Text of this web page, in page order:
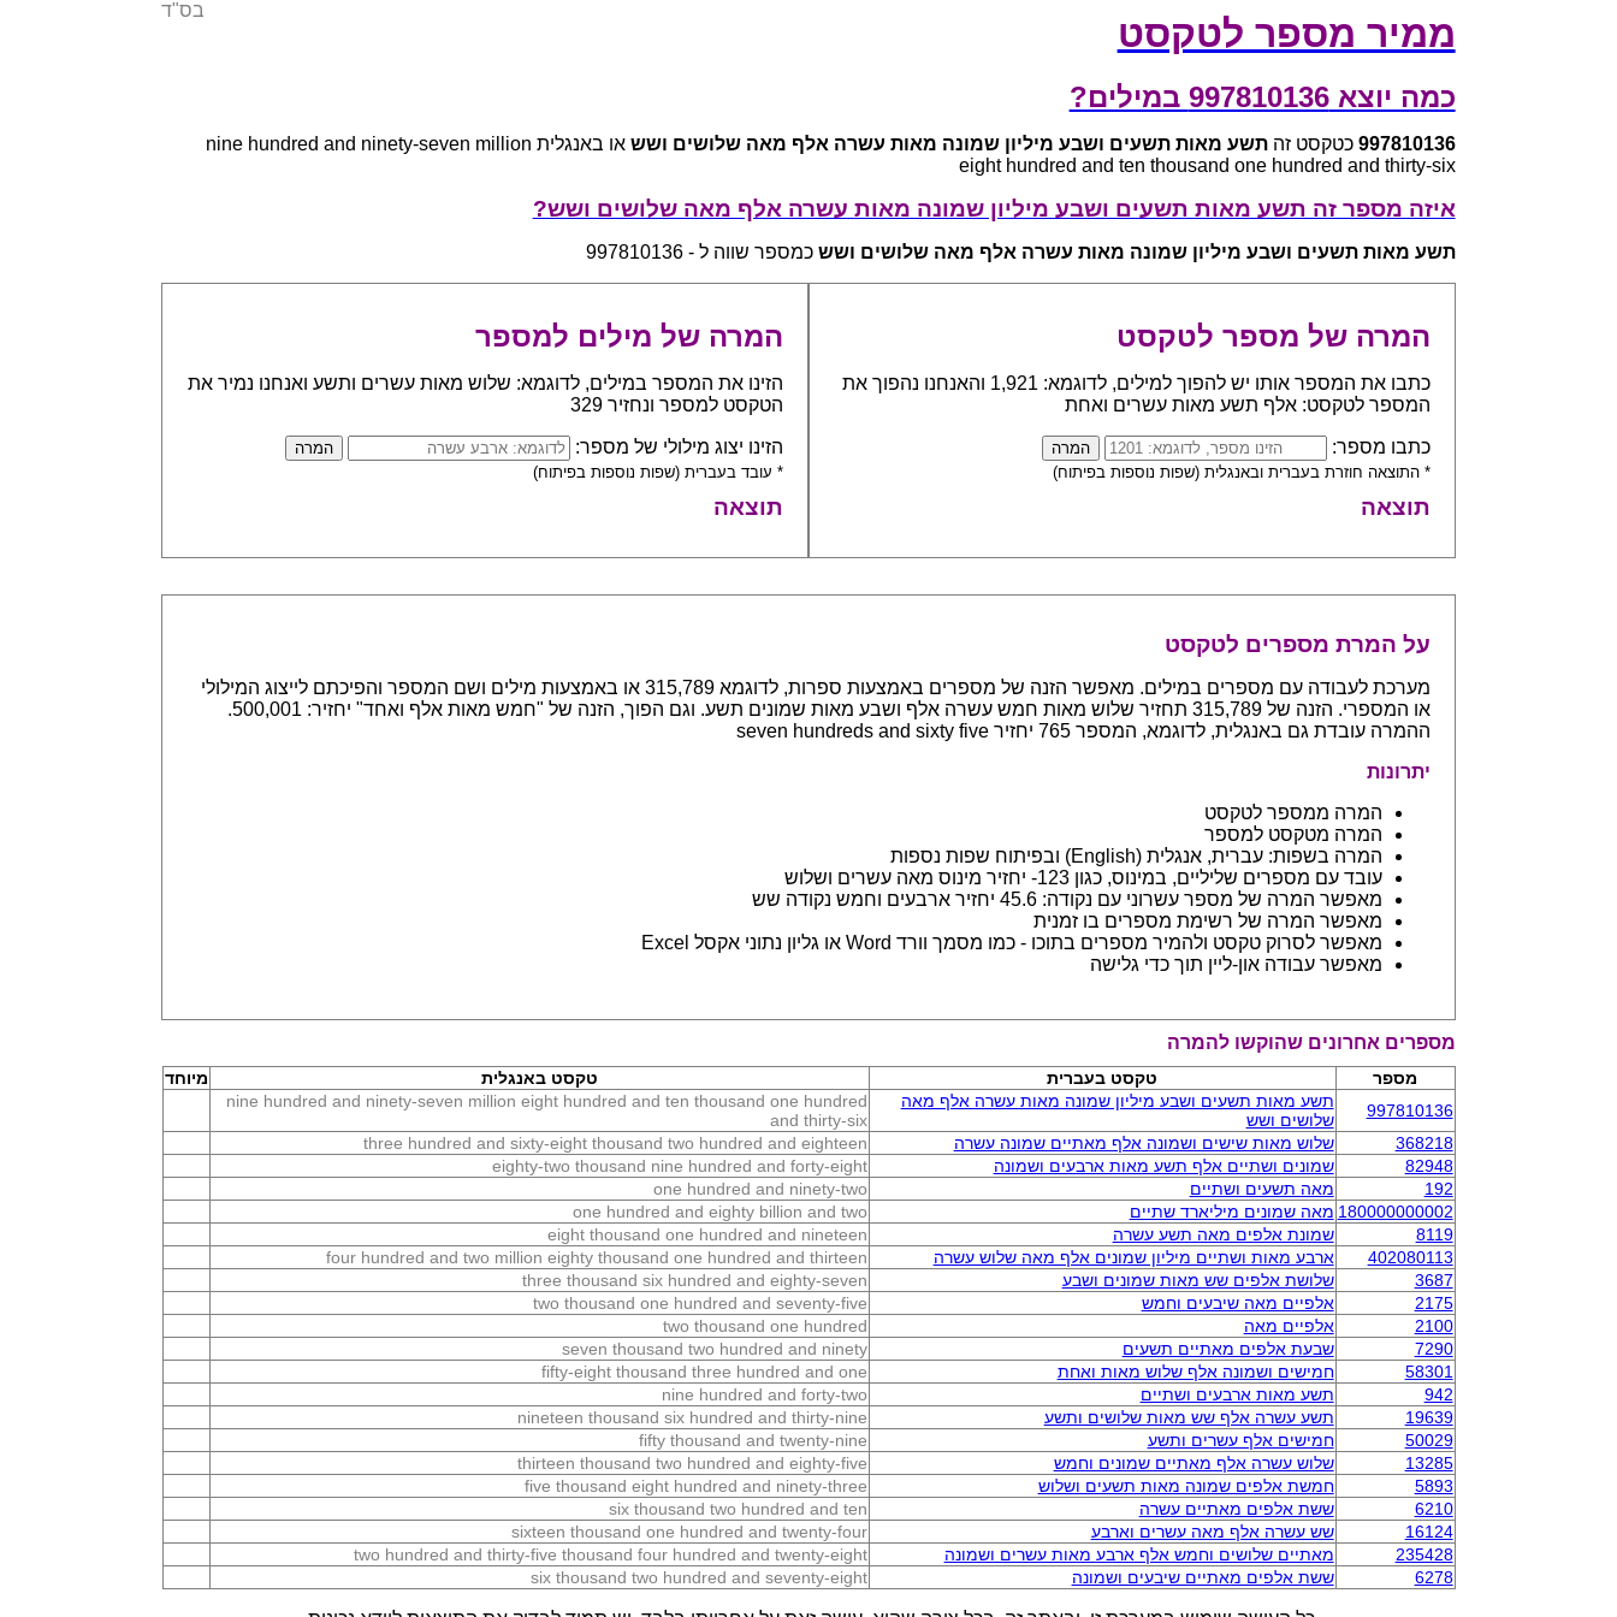
ממיר מספר לטקסט
בס"ד
כמה יוצא 997810136 במילים?
997810136 כטקסט זהתשע מאות תשעים ושבע מיליון שמונה מאות עשרה אלף מאה שלושים ושש
או באנגלית nine hundred and ninety-seven million
eight hundred and ten thousand one hundred and thirty-six
איזה מספר זה תשע מאות תשעים ושבע מיליון שמונה מאות עשרה אלף מאה שלושים ושש?
תשע מאות תשעים ושבע מיליון שמונה מאות עשרה אלף מאה שלושים ושש כמספר שווה ל - 997810136
המרה של מספר לטקסט
כתבו את המספר אותו יש להפוך למילים, לדוגמא: 1,921 והאנחנו נהפוך את
המספר לטקסט: אלף תשע מאות עשרים ואחת
כתבו מספר:
* התוצאה חוזרת בעברית ובאנגלית (שפות נוספות בפיתוח)
תוצאה
המרה של מילים למספר
הזינו את המספר במילים, לדוגמא: שלוש מאות עשרים ותשע ואנחנו נמיר את
הטקסט למספר ונחזיר 329
הזינו יצוג מילולי של מספר:
* עובד בעברית (שפות נוספות בפיתוח)
תוצאה
על המרת מספרים לטקסט
מערכת לעבודה עם מספרים במילים. מאפשר הזנה של מספרים באמצעות ספרות, לדוגמא 315,789 או באמצעות מילים ושם המספר והפיכתם לייצוג המילולי
או המספרי. הזנה של 315,789 תחזיר שלוש מאות חמש עשרה אלף ושבע מאות שמונים תשע. וגם הפוך, הזנה של "חמש מאות אלף ואחד" יחזיר: 500,001.
ההמרה עובדת גם באנגלית, לדוגמא, המספר 765 יחזיר seven hundreds and sixty five
יתרונות
המרה ממספר לטקסט
המרה מטקסט למספר
המרה בשפות: עברית, אנגלית (English) ובפיתוח שפות נספות
עובד עם מספרים שליליים, במינוס, כגון 123- יחזיר מינוס מאה עשרים ושלוש
מאפשר המרה של מספר עשרוני עם נקודה: 45.6 יחזיר ארבעים וחמש נקודה שש
מאפשר המרה של רשימת מספרים בו זמנית
מאפשר לסרוק טקסט ולהמיר מספרים בתוכו - כמו מסמך וורד Word או גליון נתוני אקסל Excel
מאפשר עבודה און-ליין תוך כדי גלישה
מספרים אחרונים שהוקשו להמרה
מספר טקסט בעברית טקסט באנגלית
מיוחד
997810136
תשע מאות תשעים ושבע מיליון שמונה מאות עשרה אלף מאה
שלושים ושש
nine hundred and ninety-seven million eight hundred and ten thousand one hundred
and thirty-six
368218
שלוש מאות שישים ושמונה אלף מאתיים שמונה עשרה
three hundred and sixty-eight thousand two hundred and eighteen
82948
שמונים ושתיים אלף תשע מאות ארבעים ושמונה
eighty-two thousand nine hundred and forty-eight
192
מאה תשעים ושתיים
one hundred and ninety-two
180000000002 מאה שמונים מיליארד שתיים
one hundred and eighty billion and two
8119
שמונת אלפים מאה תשע עשרה
eight thousand one hundred and nineteen
402080113
ארבע מאות ושתיים מיליון שמונים אלף מאה שלוש עשרה
four hundred and two million eighty thousand one hundred and thirteen
3687
שלושת אלפים שש מאות שמונים ושבע
three thousand six hundred and eighty-seven
2175
אלפיים מאה שיבעים וחמש
two thousand one hundred and seventy-five
2100
אלפיים מאה
two thousand one hundred
7290
שבעת אלפים מאתיים תשעים
seven thousand two hundred and ninety
58301
חמישים ושמונה אלף שלוש מאות ואחת
fifty-eight thousand three hundred and one
942
תשע מאות ארבעים ושתיים
nine hundred and forty-two
19639
תשע עשרה אלף שש מאות שלושים ותשע
nineteen thousand six hundred and thirty-nine
50029
חמישים אלף עשרים ותשע
fifty thousand and twenty-nine
13285
שלוש עשרה אלף מאתיים שמונים וחמש
thirteen thousand two hundred and eighty-five
5893
חמשת אלפים שמונה מאות תשעים ושלוש
five thousand eight hundred and ninety-three
6210
ששת אלפים מאתיים עשרה
six thousand two hundred and ten
16124
שש עשרה אלף מאה עשרים וארבע
sixteen thousand one hundred and twenty-four
235428
מאתיים שלושים וחמש אלף ארבע מאות עשרים ושמונה
two hundred and thirty-five thousand four hundred and twenty-eight
6278
ששת אלפים מאתיים שיבעים ושמונה six thousand two hundred and seventy-eight